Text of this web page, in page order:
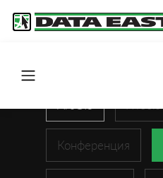
Конференция